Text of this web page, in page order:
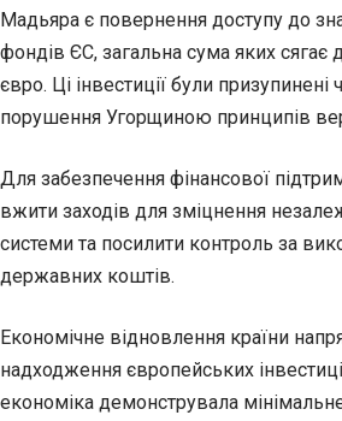
Мадьяра є повернення доступу до
фондів ЄС, загальна сума яких сягає
євро. Ці інвестиції були призупинені
порушення Угорщиною принципів
Для забезпечення фінансової
вжити заходів для зміцнення
системи та посилити контроль за
державних коштів.
Економічне відновлення країни
надходження європейських
економіка демонструвала